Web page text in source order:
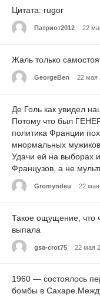
Цитата: rugor
Патриот2012 22
Жаль только
GeorgeBen 22 мая
Де Голь как увидел
Потому что был
политика Франции
мнормальных
Удачи ей на выборах
Французов, а не
Gromyndeu 22 мая
Такое ощущение, что
выпала
gsa-crot75 22 мая
1960 — состоялось
бомбы в